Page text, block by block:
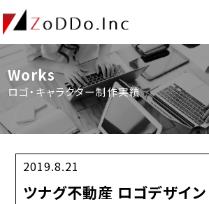
Works
ロゴ・キャラクター制作実績
2019.8.21
ツナグ不動産 ロゴデザイン